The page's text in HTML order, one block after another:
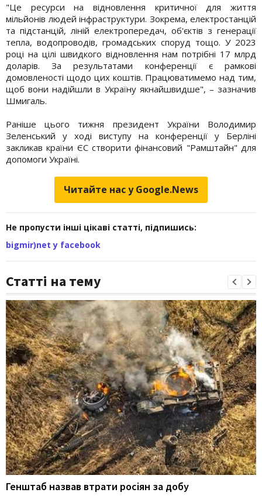
"Це ресурси на відновлення критичної для життя
мільйонів людей інфраструктури. Зокрема, електростанцій
та підстанцій, ліній електропередач, об'єктів з генерації
тепла, водопроводів, громадських споруд тощо. У 2023
році на цілі швидкого відновлення нам потрібні 17 млрд
доларів. За результатами конференції є рамкові
домовленості щодо цих коштів. Працюватимемо над тим,
щоб вони надійшли в Україну якнайшвидше", – зазначив
Шмигаль.
Раніше цього тижня президент України Володимир
Зеленський у ході виступу на конференції у Берліні
закликав країни ЄС створити фінансовий "Рамштайн" для
допомоги Україні.
Читайте нас у Google.News
Не пропусти інші цікаві статті, підпишись:
bigmir)net у facebook
Статті на тему
Генштаб назвав втрати росіян за добу